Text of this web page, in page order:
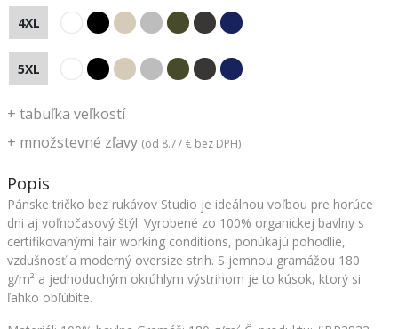
+ množstevné zľavy (od 8.77 € bez DPH)
4XL
5XL
+ tabuľka veľkostí
Popis
Pánske tričko bez rukávov Studio je ideálnou voľbou pre horúce
dni aj voľnočasový štýl. Vyrobené zo 100% organickej bavlny s
certifikovanými fair working conditions, ponúkajú pohodlie,
vzdušnosť a moderný oversize strih. S jemnou gramážou 180
g/m² a jednoduchým okrúhlym výstrihom je to kúsok, ktorý si
ľahko obľúbite.